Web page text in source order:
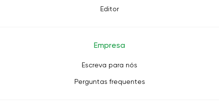
Editor
Empresa
Escreva para nós
Perguntas frequentes